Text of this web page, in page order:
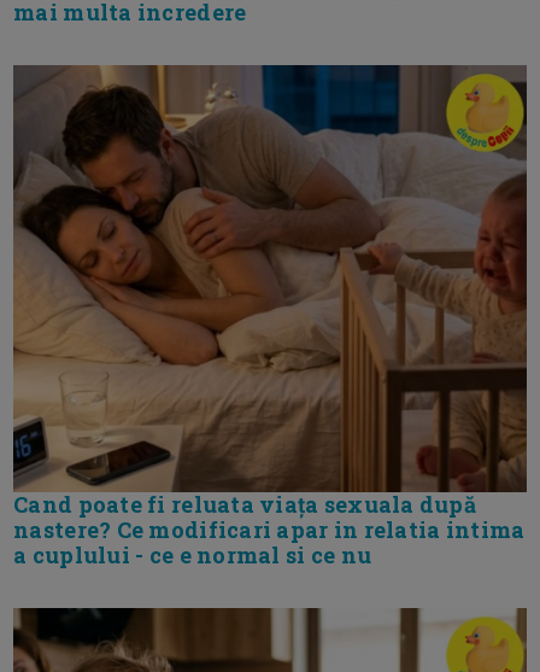
mai multa incredere
Cand poate fi reluata viața sexuala după
nastere? Ce modificari apar in relatia intima
a cuplului - ce e normal si ce nu